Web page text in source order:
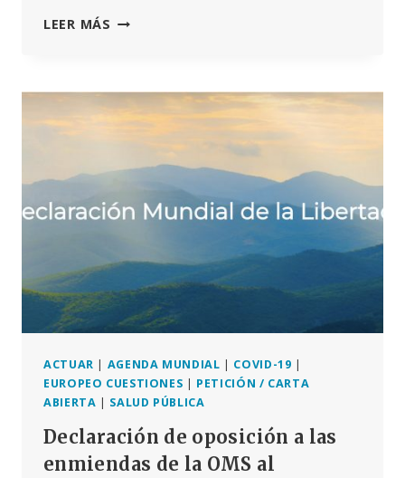
LEER MÁS UNA
AGENCIAS
SALUD,
DE
GOBIERNO
DE
EUROPEA
E
ITALIA:
EXISTE
NECESIDAD
URGENTE
DE
TOTAL
SOBRE
ACTUAR | AGENDA MUNDIAL | COVID-19 |
EUROPEO CUESTIONES | PETICIÓN / CARTA
ABIERTA | SALUD PÚBLICA
Declaración de oposición a las
enmiendas de la OMS al